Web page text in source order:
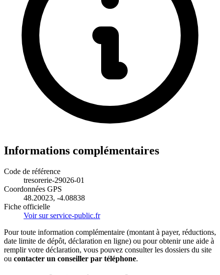
Informations complémentaires
Code de référence
tresorerie-29026-01
Coordonnées GPS
48.20023, -4.08838
Fiche officielle
Voir sur service-public.fr
Pour toute information complémentaire (montant à payer, réductions,
date limite de dépôt, déclaration en ligne) ou pour obtenir une aide à
remplir votre déclaration, vous pouvez consulter les dossiers du site
ou contacter un conseiller par téléphone.